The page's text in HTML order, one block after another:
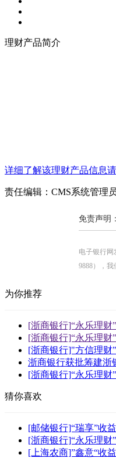
理财产品简介
详细了解该理财产品信息
责任编辑：CMS系统管理
免责声明：
电子银行网
9888），我
为你推荐
[浙商银行]“永乐理财
[浙商银行]“永乐理财
[浙商银行]"方信理财
浙商银行获批筹建浙
[浙商银行]“永乐理财
猜你喜欢
[邮储银行]“瑞享”收
[浙商银行]“永乐理财
[上海农商]”鑫意“收